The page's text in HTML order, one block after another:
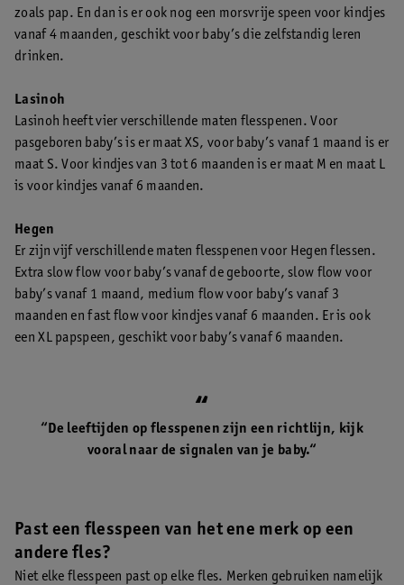
zoals pap. En dan is er ook nog een morsvrije speen voor kindjes
vanaf 4 maanden, geschikt voor baby’s die zelfstandig leren
drinken.
Lasinoh
Lasinoh heeft vier verschillende maten flesspenen. Voor
pasgeboren baby’s is er maat XS, voor baby’s vanaf 1 maand is er
maat S. Voor kindjes van 3 tot 6 maanden is er maat M en maat L
is voor kindjes vanaf 6 maanden.
Hegen
Er zijn vijf verschillende maten flesspenen voor Hegen flessen.
Extra slow flow voor baby’s vanaf de geboorte, slow flow voor
baby’s vanaf 1 maand, medium flow voor baby’s vanaf 3
maanden en fast flow voor kindjes vanaf 6 maanden. Er is ook
een XL papspeen, geschikt voor baby’s vanaf 6 maanden.
“De leeftijden op flesspenen zijn een richtlijn, kijk
vooral naar de signalen van je baby.“
Past een flesspeen van het ene merk op een
andere fles?
Niet elke flesspeen past op elke fles. Merken gebruiken namelijk